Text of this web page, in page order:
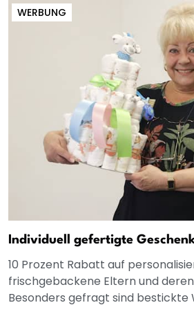
WERBUNG
Individuell gefertigte
10 Prozent Rabatt auf
frischgebackene Eltern und
Besonders gefragt sind bestickte